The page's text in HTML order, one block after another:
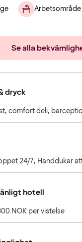
Arbetsområde
Se alla
dryck
comfort deli,
24/7, Handdukar
hotell
NOK per vistelse